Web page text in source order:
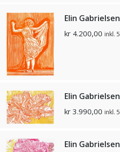
Elin
kr 4.200,00 inkl.
Elin
kr 3.990,00 inkl.
Elin